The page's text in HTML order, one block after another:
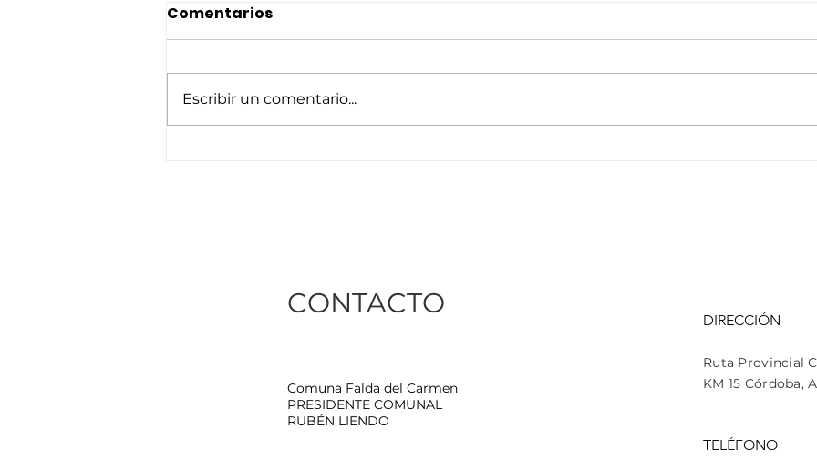
Comentarios
Escribir un comentario...
CONTACTO
Comuna Falda del Carmen
PRESIDENTE COMUNAL
RUBÉN LIENDO
DIRECCIÓN
Ruta Provincial
KM 15 Córdoba,
TELÉFONO